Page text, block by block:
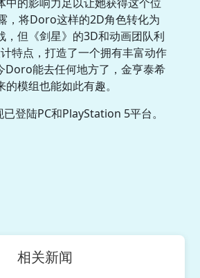
中的影响力足以让她获得这个位
，将Doro这样的2D角色转化为
，但《剑星》的3D和动画团队利
特点，打造了一个拥有丰富动作
Doro能去任何地方了，金亨泰希
的模组也能如此有趣。
已登陆PC和PlayStation 5平台。
相关新闻